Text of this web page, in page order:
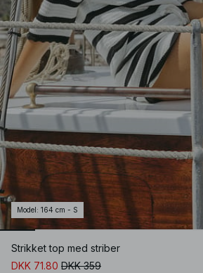
Model : 164 cm - S
Strikket top med striber
DKK 71.80 DKK 359